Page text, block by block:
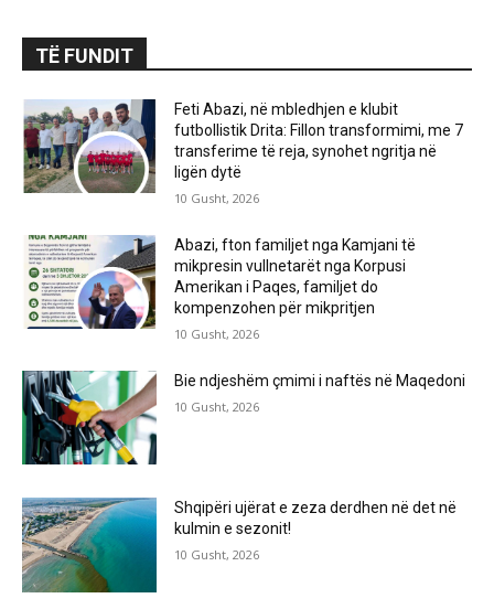
TË FUNDIT
Feti Abazi, në mbledhjen e klubit
futbollistik Drita: Fillon transformimi, me 7
transferime të reja, synohet ngritja në
ligën dytë
10 Gusht, 2026
Abazi, fton familjet nga Kamjani të
mikpresin vullnetarët nga Korpusi
Amerikan i Paqes, familjet do
kompenzohen për mikpritjen
10 Gusht, 2026
Bie ndjeshëm çmimi i naftës në Maqedoni
10 Gusht, 2026
Shqipëri ujërat e zeza derdhen në det në
kulmin e sezonit!
10 Gusht, 2026